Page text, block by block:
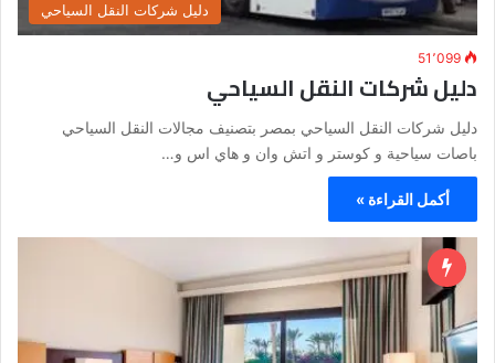
دليل شركات النقل السياحي
51٬099
دليل شركات النقل السياحي
دليل شركات النقل السياحي بمصر بتصنيف مجالات النقل السياحي
باصات سياحية و كوستر و اتش وان و هاي اس و…
أكمل القراءة »